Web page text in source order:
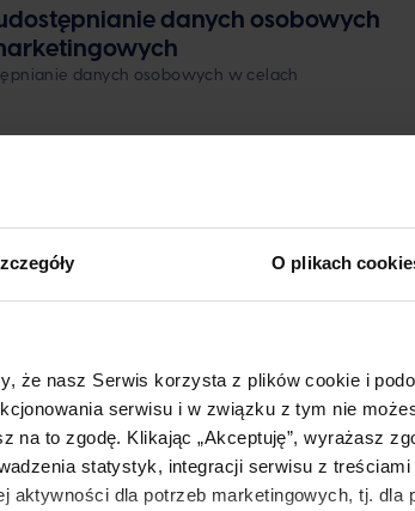
O plikach
że nasz Serwis korzysta z plików cookie i
serwisu i w związku z tym nie
na to zgodę. Klikając „Akceptuję”, wyrażasz
statystyk, integracji serwisu z
aktywności dla potrzeb marketingowych, tj. dla
danych osobowych
danych osobowych w celach